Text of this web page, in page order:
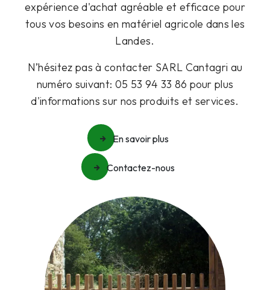
expérience d'achat agréable et efficace pour
tous vos besoins en matériel agricole dans les
Landes.
N’hésitez pas à contacter SARL Cantagri au
numéro suivant: 05 53 94 33 86 pour plus
d'informations sur nos produits et services.
En savoir plus
Contactez-nous